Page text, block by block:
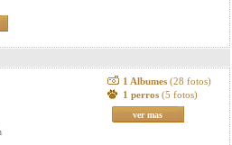
1 Albumes (28 fotos)
1 perros (5 fotos)
ver mas